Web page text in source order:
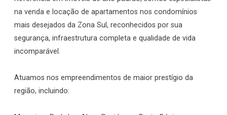
na venda e locação de apartamentos nos condomínios
mais desejados da Zona Sul, reconhecidos por sua
segurança, infraestrutura completa e qualidade de vida
incomparável.
Atuamos nos empreendimentos de maior prestígio da
região, incluindo: